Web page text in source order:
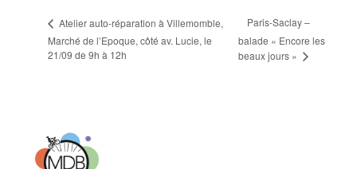
Atelier auto-réparation à Villemomble,
Marché de l’Epoque, côté av. Lucie, le
21/09 de 9h à 12h
Paris-Saclay –
balade « Encore les
beaux jours »